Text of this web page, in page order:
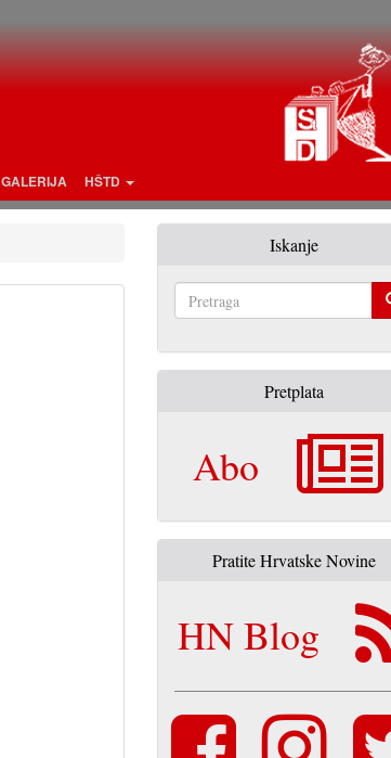
GALERIJA HŠTD
Iskanje
Pretplata
Abo
Pratite Hrvatske Novine
HN Blog